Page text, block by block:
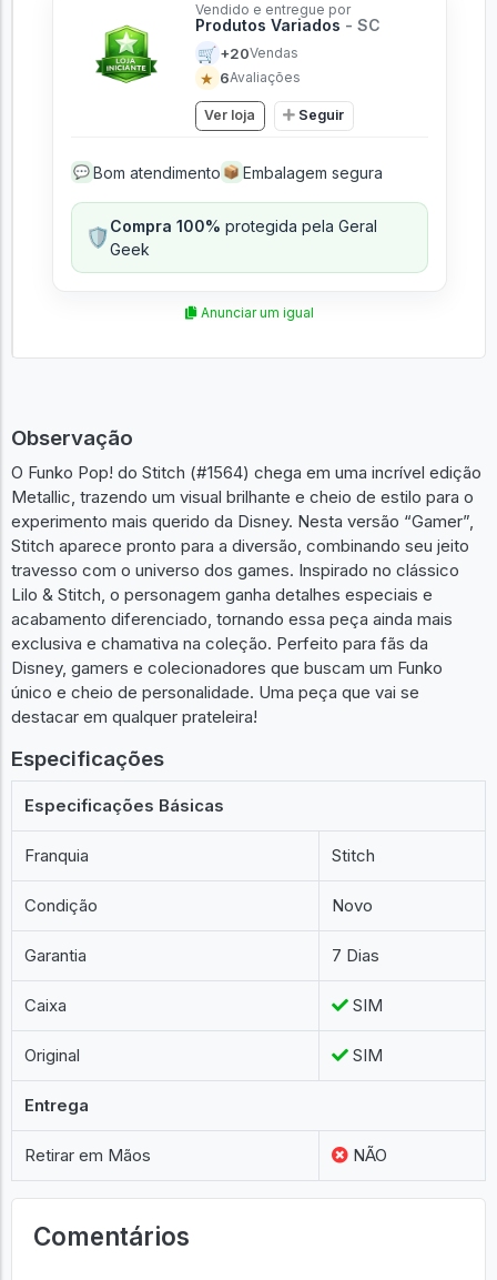
Vendido e entregue por
Produtos Variados - SC
🛒 +20Vendas
★ 6Avaliações
Ver loja Seguir
💬 Bom atendimento 📦 Embalagem segura
🛡️Compra 100% protegida pela Geral
Geek
Anunciar um igual
Observação
O Funko Pop! do Stitch (#1564) chega em uma incrível edição
Metallic, trazendo um visual brilhante e cheio de estilo para o
experimento mais querido da Disney. Nesta versão “Gamer”,
Stitch aparece pronto para a diversão, combinando seu jeito
travesso com o universo dos games. Inspirado no clássico
Lilo & Stitch, o personagem ganha detalhes especiais e
acabamento diferenciado, tornando essa peça ainda mais
exclusiva e chamativa na coleção. Perfeito para fãs da
Disney, gamers e colecionadores que buscam um Funko
único e cheio de personalidade. Uma peça que vai se
destacar em qualquer prateleira!
Especificações
Especificações Básicas
Franquia Stitch
Condição Novo
Garantia 7 Dias
Caixa SIM
Original SIM
Entrega
Retirar em Mãos NÃO
Comentários